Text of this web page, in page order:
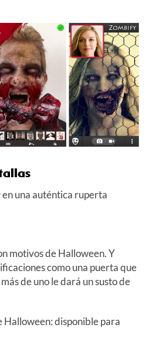
en una auténtica ruperta
motivos de Halloween. Y
como una puerta que
de uno le dará un susto de
Halloween: disponible para